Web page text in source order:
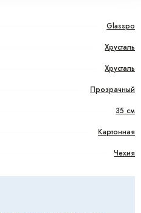
Glasspo
Хрусталь
Хрусталь
Прозрачный
35 см
Картонная
Чехия